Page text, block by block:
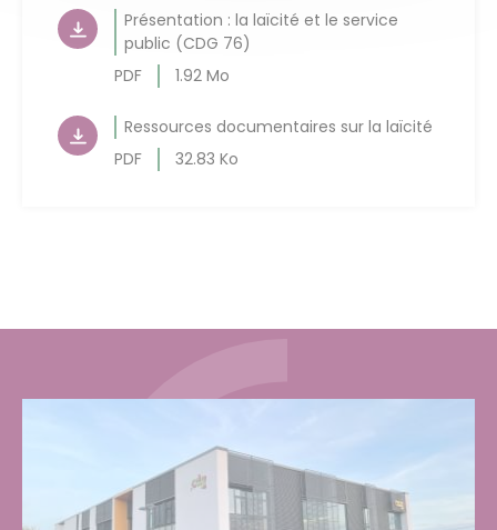
Présentation : la laïcité et le service
public (CDG 76)
PDF
1.92 Mo
Ressources documentaires sur la laïcité
PDF
32.83 Ko